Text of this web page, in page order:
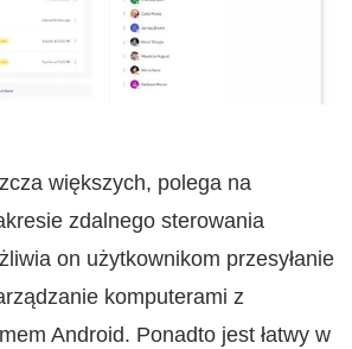
większych, polega na
zdalnego sterowania
on użytkownikom przesyłanie
komputerami z
Android. Ponadto jest łatwy w